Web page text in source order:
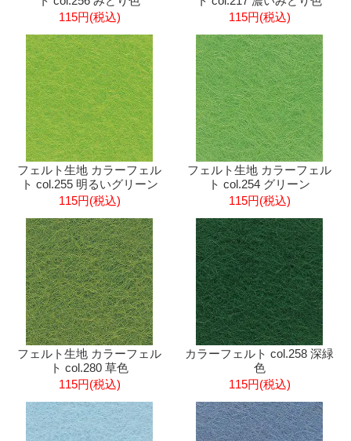
115円(税込)
115円(税込)
フェルト生地 カラーフェル
ト col.255 明るいグリーン
115円(税込)
フェルト生地 カラーフェル
ト col.254 グリーン
115円(税込)
フェルト生地 カラーフェル
ト col.280 草色
115円(税込)
カラーフェルト col.258 深緑
色
115円(税込)